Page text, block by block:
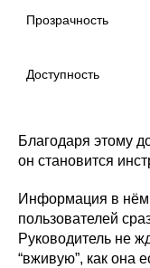
Прозрачность
Доступность
Благодаря этому
он становится
Информация в нём
пользователей
Руководитель не
“вживую”, как она